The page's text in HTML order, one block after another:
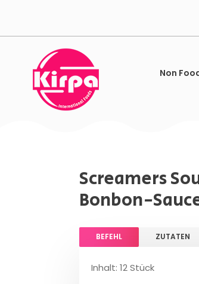
Non
Screamers
Bonbon-
BEFEHL ZUTATEN
Inhalt: 12 Stück